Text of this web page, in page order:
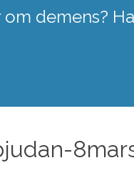
demens?